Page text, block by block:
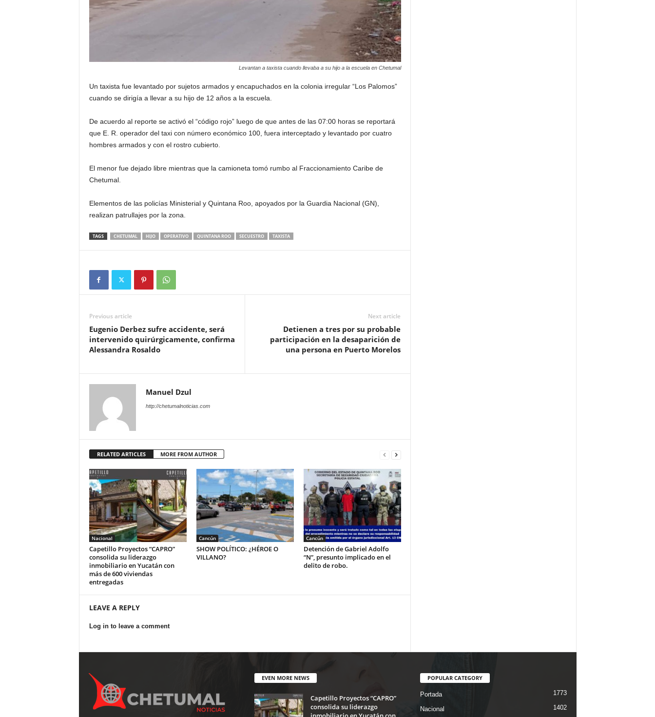
Levantan a taxista cuando llevaba a su hijo a la escuela en Chetumal
Un taxista fue levantado por sujetos armados y encapuchados en la colonia irregular “Los Palomos”
cuando se dirigía a llevar a su hijo de 12 años a la escuela.
De acuerdo al reporte se activó el “código rojo” luego de que antes de las 07:00 horas se reportará
que E. R. operador del taxi con número económico 100, fuera interceptado y levantado por cuatro
hombres armados y con el rostro cubierto.
El menor fue dejado libre mientras que la camioneta tomó rumbo al Fraccionamiento Caribe de
Chetumal.
Elementos de las policías Ministerial y Quintana Roo, apoyados por la Guardia Nacional (GN),
realizan patrullajes por la zona.
TAGS CHETUMAL HIJO OPERATIVO QUINTANA ROO SECUESTRO TAXISTA
Previous article
Eugenio Derbez sufre accidente, será
intervenido quirúrgicamente, confirma
Alessandra Rosaldo
Next article
Detienen a tres por su probable
participación en la desaparición de
una persona en Puerto Morelos
Manuel Dzul
http://chetumalnoticias.com
RELATED ARTICLES MORE FROM AUTHOR
Nacional
Capetillo Proyectos “CAPRO”
consolida su liderazgo
inmobiliario en Yucatán con
más de 600 viviendas
entregadas
Cancún
SHOW POLÍTICO: ¿HÉROE O
VILLANO?
Cancún
Detención de Gabriel Adolfo
“N”, presunto implicado en el
delito de robo.
LEAVE A REPLY
Log in to leave a comment
EVEN MORE NEWS
Capetillo Proyectos “CAPRO”
consolida su liderazgo
POPULAR CATEGORY
Portada 1773
Nacional 1402